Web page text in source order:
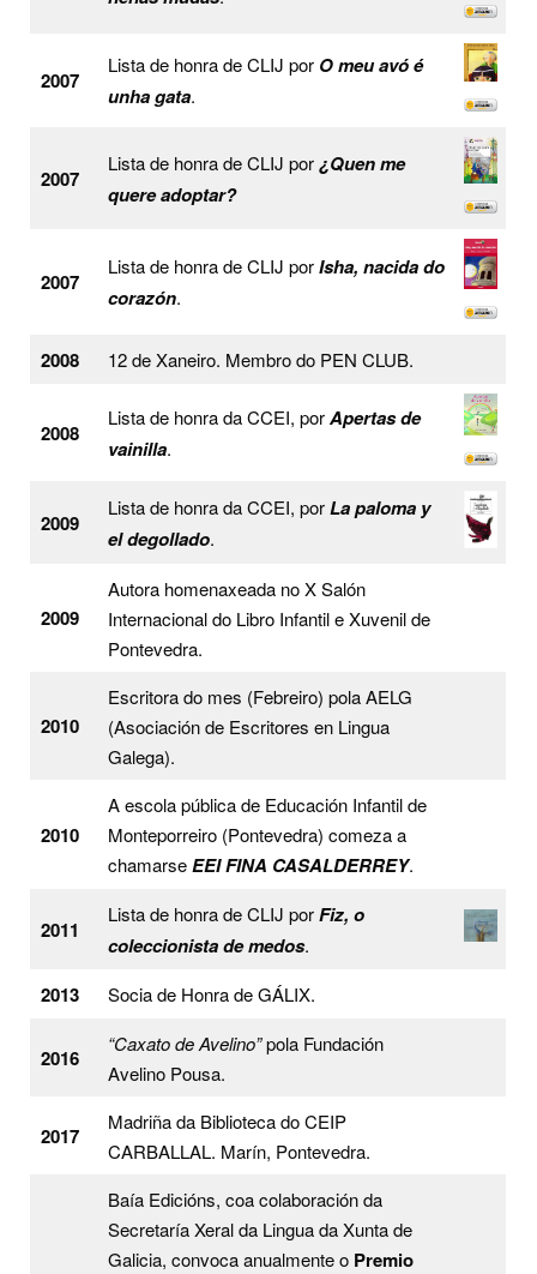
2007
Lista de honra de CLIJ por O meu avó é
unha gata.
2007
Lista de honra de CLIJ por¿Quen me
quere adoptar?
2007
Lista de honra de CLIJ porIsha, nacida do
corazón.
2008 12 de Xaneiro. Membro do PEN CLUB.
2008
Lista de honra da CCEI, porApertas de
vainilla.
2009
Lista de honra da CCEI, porLa paloma y
el degollado.
2009
Autora homenaxeada no X Salón
Internacional do Libro Infantil e Xuvenil de
Pontevedra.
2010
Escritora do mes (Febreiro) pola AELG
(Asociación de Escritores en Lingua
Galega).
2010
A escola pública de Educación Infantil de
Monteporreiro (Pontevedra) comeza a
chamarseEEI FINA CASALDERREY.
2011
Lista de honra de CLIJ porFiz, o
coleccionista de medos.
2013 Socia de Honra de GÁLIX.
2016
“Caxato de Avelino”pola Fundación
Avelino Pousa.
2017
Madriña da Biblioteca do CEIP
CARBALLAL. Marín, Pontevedra.
Baía Edicións, coa colaboración da
Secretaría Xeral da Lingua da Xunta de
Galicia, convoca anualmente o Premio